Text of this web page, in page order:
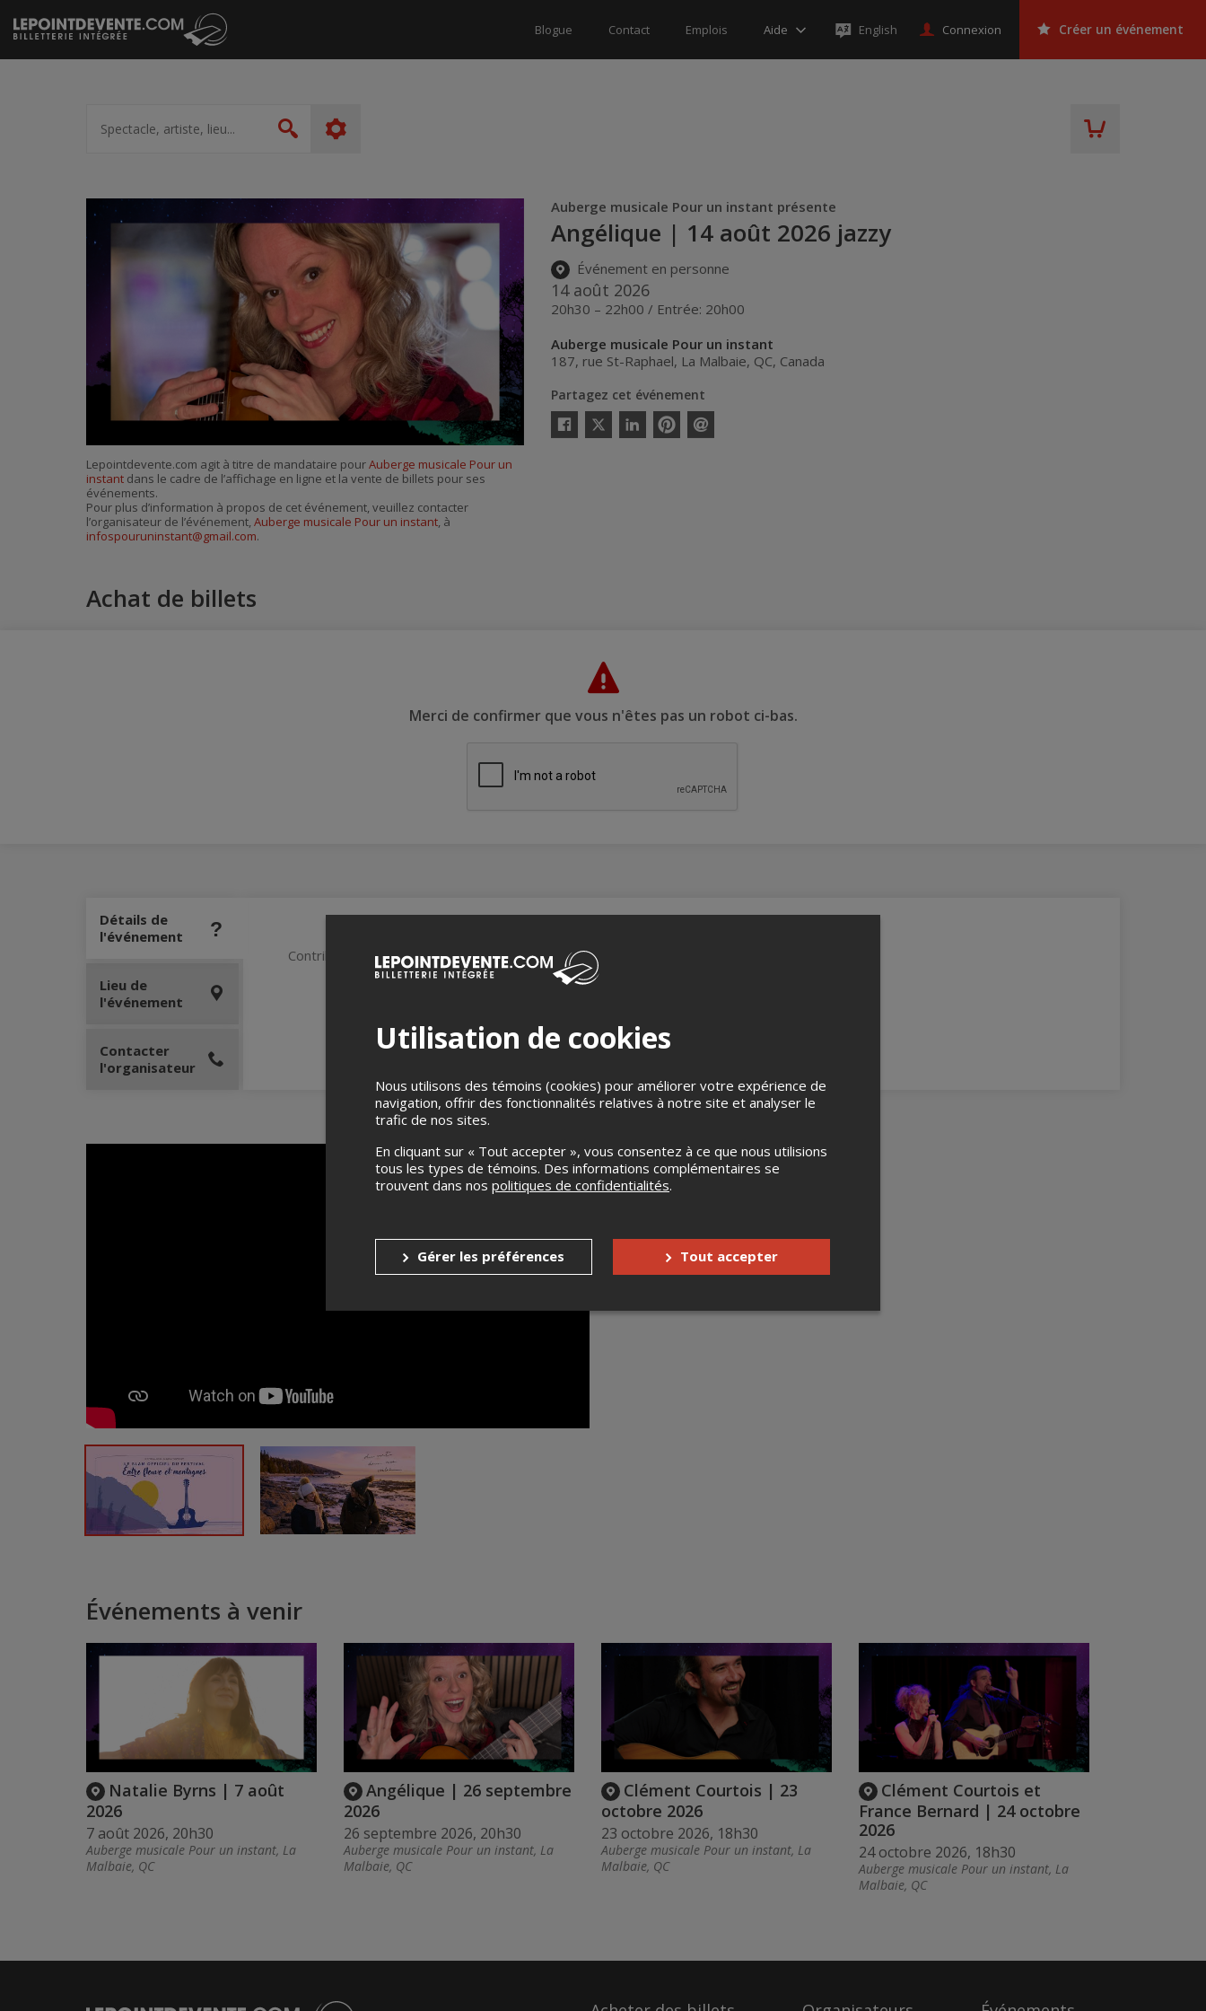
Passer
au
contenu
Blogue Contact Emplois Aide English Connexion Créer un événement
artiste,
lieu...
Rechercher
Auberge musicale Pour un instant présente
Angélique | 14 août 2026 jazzy
Événement en personne
14 août 2026
20h30 – 22h00 / Entrée: 20h00
Auberge musicale Pour un instant
187, rue St-Raphael, La Malbaie, QC, Canada
Partagez cet événement
Facebook
Twitter
LinkedinPinterestEnvoyer
Lepointdevente.com agit à titre de mandataire pourAuberge musicale Pour un
instant dans le cadre de l’affichage en ligne et la vente de billets pour ses
événements.
Pour plus d’information à propos de cet événement, veuillez contacter
l’organisateur de l’événement, Auberge musicale Pour un instant, à
infospouruninstant@gmail.com.
Achat de billets
Merci de confirmer que vous n'êtes pas un robot ci-bas.
Détails de
l'événement
Contribution volontaire : 15 $ suggerés.
Lieu de
l'événement
Contacter
l'organisateur
Angélique
Événements à venir
Natalie Byrns | 7 août
2026
7 août 2026, 20h30
Auberge musicale Pour un instant, La
Malbaie, QC
Angélique | 26 septembre
2026
26 septembre 2026, 20h30
Auberge musicale Pour un instant, La
Malbaie, QC
Clément Courtois | 23
octobre 2026
23 octobre 2026, 18h30
Auberge musicale Pour un instant, La
Malbaie, QC
Clément Courtois et
France Bernard | 24 octobre
2026
24 octobre 2026, 18h30
Auberge musicale Pour un instant, La
Malbaie, QC
Utilisation de cookies
Nous utilisons des témoins (cookies) pour améliorer votre expérience de
navigation, offrir des fonctionnalités relatives à notre site et analyser le
trafic de nos sites.
En cliquant sur « Tout accepter », vous consentez à ce que nous utilisions
tous les types de témoins. Des informations complémentaires se
trouvent dans nos politiques de confidentialités.
Gérer les préférences Tout accepter